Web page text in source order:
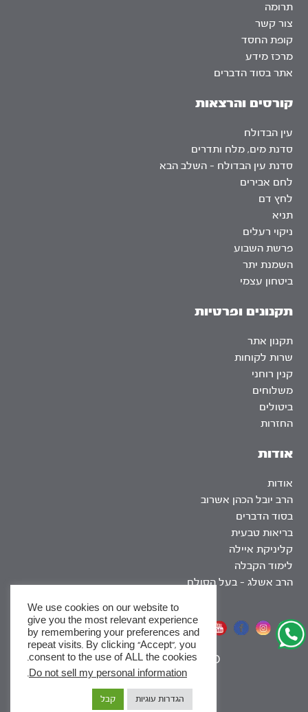
אודות
אודות
הרב יובל הכהן אשרוב
בסוד הדברים
בריאות טבעית
קליניקת איילה
לימוד הקבלה
הרב אשלג – בעל הסולם
תרומה
צור קשר
קופת החסד
מרכז מידע
אתר בסוד הדברים
קורסים והרצאות
עין הבדולח
סדנת מים, מלח ותדרים
סדנת עין הבדולח – השלב הבא
לחם אבירים
לחץ דם
תניא
ניקוי רעלים
פרשת השבוע
השמנת יתר
ביטחון עצמי
תקנונים ופרטיות
תקנון אתר
שרות לקוחות
קנין רוחני
משלוחים
ביטולים
החזרות
אתר שומר שבת
SEO
|
We use cookies on our website to
give you the most relevant experience
by remembering your preferences and
repeat visits. By clicking “Accept”, you
consent to the use of ALL the cookies.
Do not sell my personal information
.
הגדרות עוגיות קבל
x